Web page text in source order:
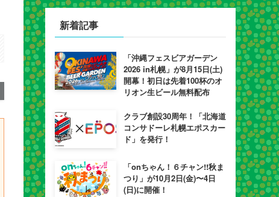
新着記事
「沖縄フェスビアガーデン
2026 in札幌」が8月15日(土)
開幕！初日は先着100杯のオ
リオン生ビール無料配布
クラブ創設30周年！「北海道
コンサドーレ札幌エポスカー
ド」を発行！
「onちゃん！６チャン!!秋ま
つり」が10月2日(金)〜4日
(日)に開催！